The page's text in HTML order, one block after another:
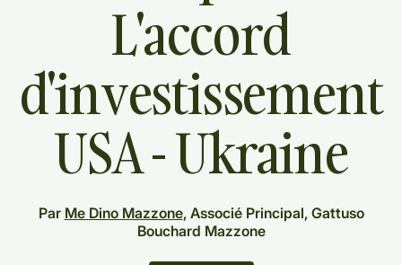
L'accord
d'investissement
USA-Ukraine
Par Me Dino Mazzone, Associé Principal, Gattuso
Bouchard Mazzone